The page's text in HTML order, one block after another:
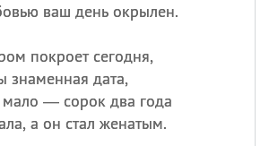
ваш день окрылен.
покроет сегодня,
знаменная дата,
мало — сорок два года
а он стал женатым.